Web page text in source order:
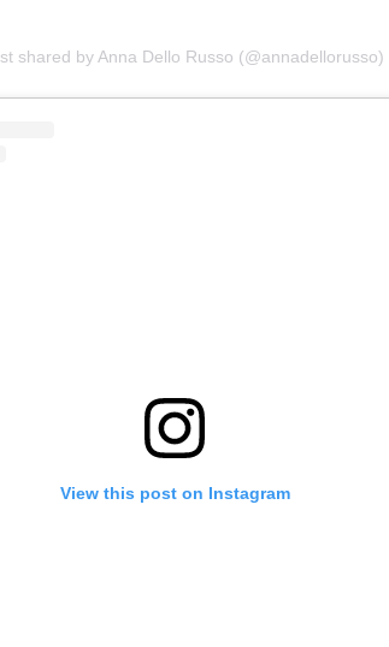
shared by Anna Dello Russo (@annadellorusso)
View this post on Instagram